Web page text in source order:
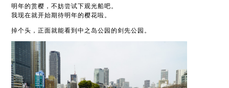
明年的赏樱，不妨尝试下观光船吧。
我现在就开始期待明年的樱花啦。
掉个头，正面就能看到中之岛公园的剑先公园。